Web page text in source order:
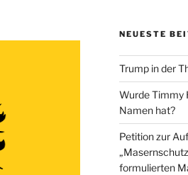
NEUESTE
Trump in der
Wurde Timmy
Namen hat?
Petition zur
formulierten